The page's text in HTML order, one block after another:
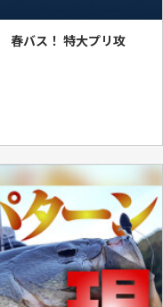
春バス！ 特大プリ攻